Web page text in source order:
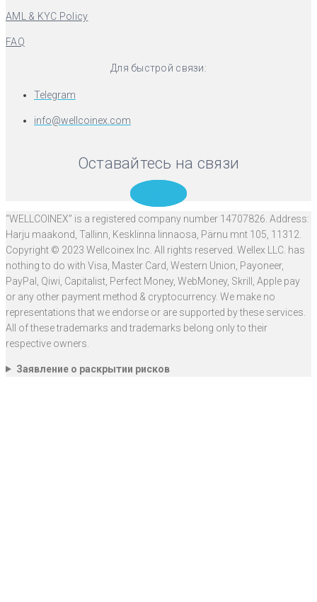
AML & KYC Policy
FAQ
Для быстрой связи:
Telegram
info@wellcoinex.com
Оставайтесь на связи
“WELLCOINEX” is a registered company number 14707826. Address:
Harju maakond, Tallinn, Kesklinna linnaosa, Pärnu mnt 105, 11312.
Copyright © 2023 Wellcoinex Inc. All rights reserved. Wellex LLC. has
nothing to do with Visa, Master Card, Western Union, Payoneer,
PayPal, Qiwi, Capitalist, Perfect Money, WebMoney, Skrill, Apple pay
or any other payment method & cryptocurrency. We make no
representations that we endorse or are supported by these services.
All of these trademarks and trademarks belong only to their
respective owners.
Заявление о раскрытии рисков